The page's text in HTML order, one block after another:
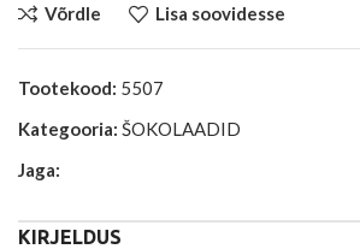
Võrdle Lisa soovidesse
Tootekood: 5507
Kategooria: ŠOKOLAADID
Jaga:
KIRJELDUS